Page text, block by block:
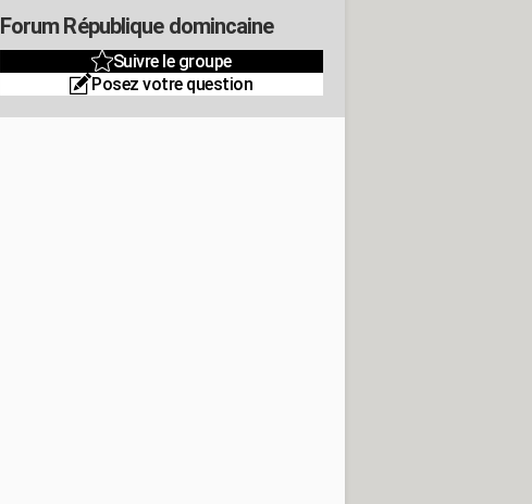
Forum République domincaine
Suivre le groupe
Posez votre question